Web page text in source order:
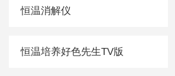
恒温消解仪
恒温培养好色先生TV版